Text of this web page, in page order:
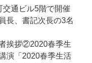
通ビル5階で開催
長、書記次長の3名
挨拶②2020春季生
演「2020春季生活